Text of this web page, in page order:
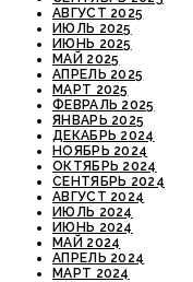
АВГУСТ 2025
ИЮЛЬ 2025
ИЮНЬ 2025
МАЙ 2025
АПРЕЛЬ 2025
МАРТ 2025
ФЕВРАЛЬ 2025
ЯНВАРЬ 2025
ДЕКАБРЬ 2024
НОЯБРЬ 2024
ОКТЯБРЬ 2024
СЕНТЯБРЬ 2024
АВГУСТ 2024
ИЮЛЬ 2024
ИЮНЬ 2024
МАЙ 2024
АПРЕЛЬ 2024
МАРТ 2024